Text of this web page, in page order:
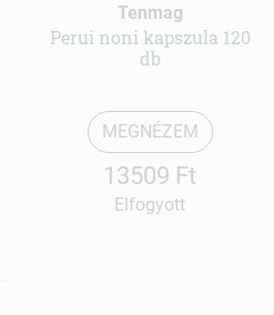
Tenmag
Perui noni kapszula 120
db
MEGNÉZEM
13509 Ft
Elfogyott